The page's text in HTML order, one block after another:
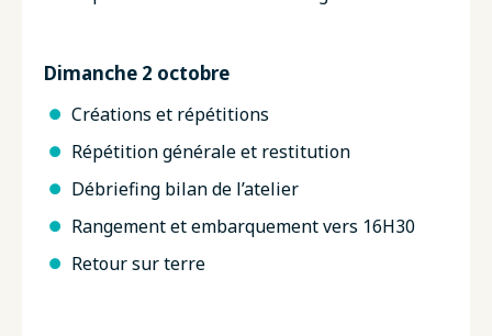
Dimanche 2 octobre
Créations et répétitions
Répétition générale et restitution
Débriefing bilan de l’atelier
Rangement et embarquement vers 16H30
Retour sur terre